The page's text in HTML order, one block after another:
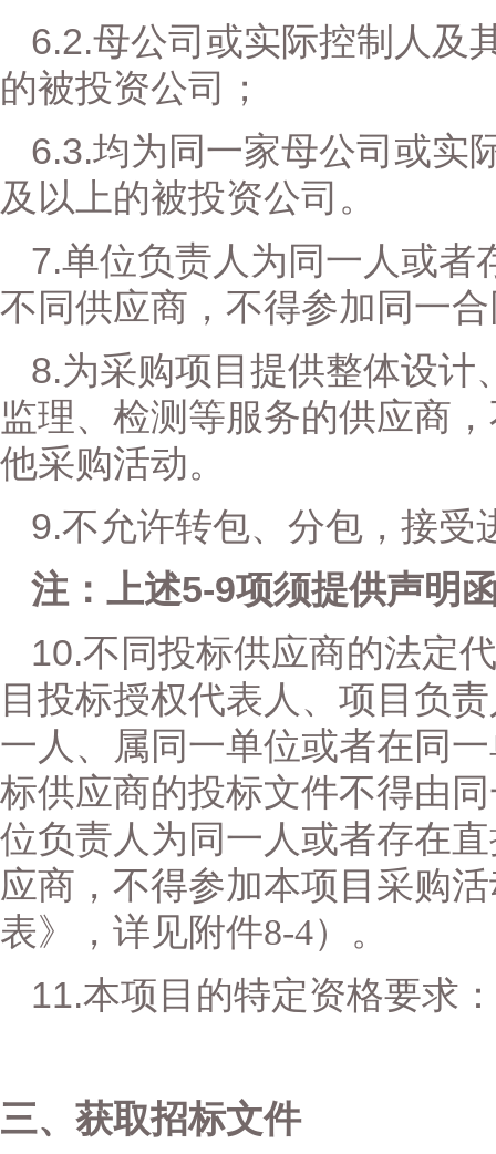
6.2.母公司或实际控制人及
的被投资公司；
6.3.均为同一家母公司或实
及以上的被投资公司。
7.单位负责人为同一人或者
不同供应商，不得参加同一
8.为采购项目提供整体设计
监理、检测等服务的供应商
他采购活动。
9.不允许转包、分包 ， 接受
注：上述5-9项须提供声明
10.不同投标供应商的法定
目投标授权代表人、项目负
一人、属同一单位或者在同
标供应商的投标文件不得由
位负责人为同一人或者存在
应商，不得参加本项目采购
表》，详见附件8-4）。
11.本项目的特定资格要求
三、获取招标文件